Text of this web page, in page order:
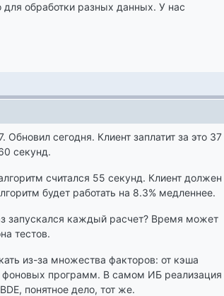
обработки разных данных. У нас
сегодня. Клиент заплатит за это 37
секунд.
считался 55 секунд. Клиент должен
будет работать на 8.3% медленнее.
запускался каждый расчет? Время может
тестов.
из-за множества факторов: от кэша
фоновых программ. В самом ИБ реализация
понятное дело, тот же.